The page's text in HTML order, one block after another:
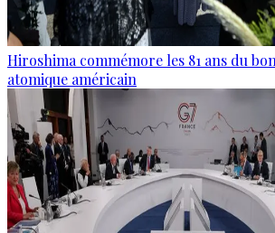
Hiroshima commémore les 81 ans du
atomique américain